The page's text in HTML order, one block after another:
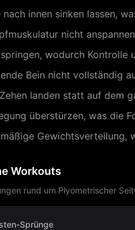
nach innen sinken lassen,
nicht
wodurch Kontrolle
Bein nicht vollständig
landen statt auf dem
überstürzen, was die
Gewichtsverteilung,
Workouts
rund um Plyometrischer
Sprünge